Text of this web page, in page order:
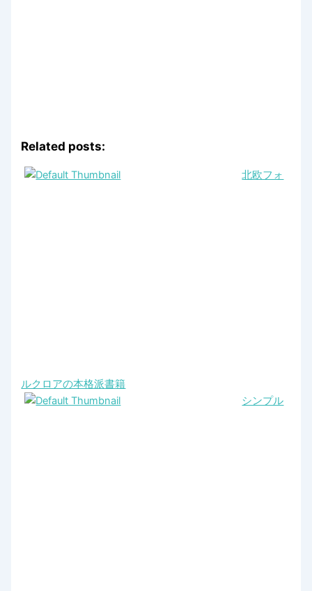
Related posts:
北欧フォ
ルクロアの本格派書籍
シンプル